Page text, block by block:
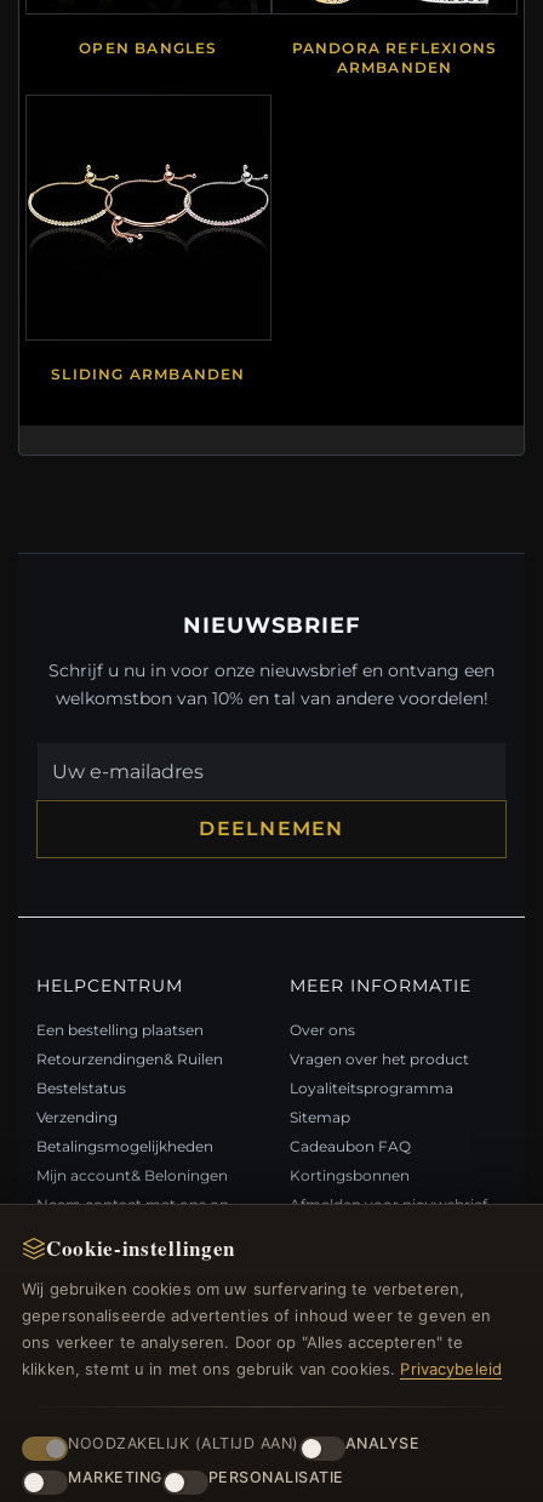
Cookie-instellingen
Wij gebruiken cookies om uw surfervaring te verbeteren,
gepersonaliseerde advertenties of inhoud weer te geven en
ons verkeer te analyseren. Door op "Alles accepteren" te
klikken, stemt u in met ons gebruik van cookies. Privacybeleid
NOODZAKELIJK (ALTIJD AAN)
ANALYSE
MARKETING
PERSONALISATIE
OPEN BANGLES
PANDORA REFLEXIONS
ARMBANDEN
SLIDING ARMBANDEN
NIEUWSBRIEF
Schrijf u nu in voor onze nieuwsbrief en ontvang een
welkomstbon van 10% en tal van andere voordelen!
DEELNEMEN
HELPCENTRUM
Een bestelling plaatsen
Retourzendingen& Ruilen
Bestelstatus
Verzending
Betalingsmogelijkheden
Mijn account& Beloningen
Neem contact met ons op
MEER INFORMATIE
Over ons
Vragen over het product
Loyaliteitsprogramma
Sitemap
Cadeaubon FAQ
Kortingsbonnen
Afmelden voor nieuwsbrief
Nieuwe producten
Specials
Blog
Beoordelingen
Inloggen
BETAALMETHODEN